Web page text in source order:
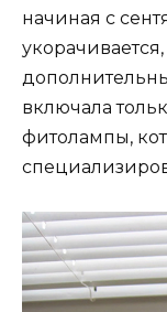
начиная с
включала
фитолампы,